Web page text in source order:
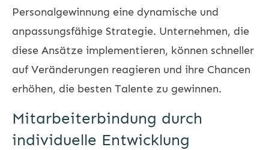
Personalgewinnung eine dynamische und
anpassungsfähige Strategie. Unternehmen, die
diese Ansätze implementieren, können schneller
auf Veränderungen reagieren und ihre Chancen
erhöhen, die besten Talente zu gewinnen.
Mitarbeiterbindung durch
individuelle Entwicklung